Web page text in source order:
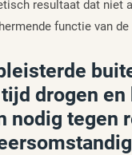
resultaat dat niet
functie van
drogen en
nodig tegen